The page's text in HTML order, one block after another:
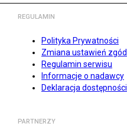
REGULAMIN
Polityka Prywatności
Zmiana ustawień zgód
Regulamin serwisu
Informacje o nadawcy
Deklaracja dostępności
PARTNERZY